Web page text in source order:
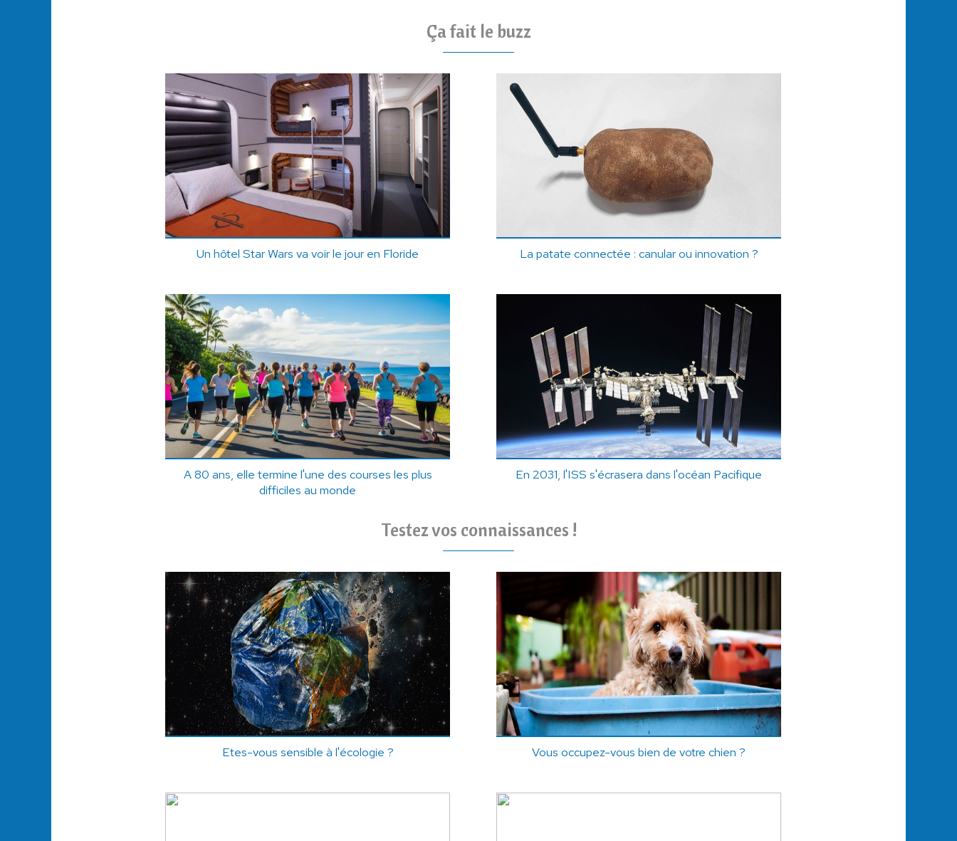
Ça fait le buzz
Un hôtel Star Wars va voir le jour en Floride La patate connectée : canular ou innovation ?
A 80 ans, elle termine l'une des courses les plus
difficiles au monde
En 2031, l'ISS s'écrasera dans l'océan Pacifique
Testez vos connaissances !
Etes-vous sensible à l'écologie ? Vous occupez-vous bien de votre chien ?